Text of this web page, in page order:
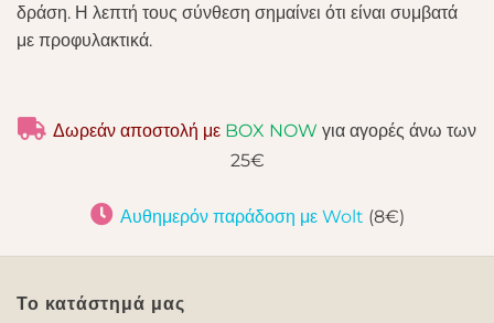
δράση. Η λεπτή τους σύνθεση σημαίνει ότι είναι συμβατά
με προφυλακτικά.
Δωρεάν αποστολή με BOX NOW για αγορές άνω των
25€
Αυθημερόν παράδοση με Wolt (8€)
Το κατάστημά μας